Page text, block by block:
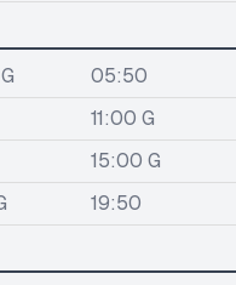
05:50
11:00 G
15:00 G
19:50